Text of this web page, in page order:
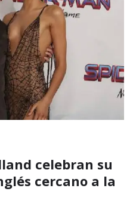
celebran su
cercano a la